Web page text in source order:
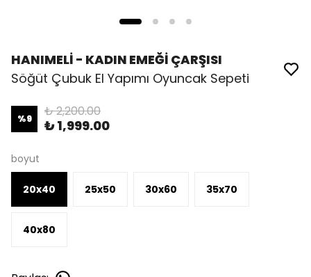
HANIMELİ - KADIN EMEĞİ ÇARŞISI
Söğüt Çubuk El Yapımı Oyuncak Sepeti
%9 ₺ 2,200.00
₺ 1,999.00
boyut
20x40 25x50 30x60 35x70
40x80